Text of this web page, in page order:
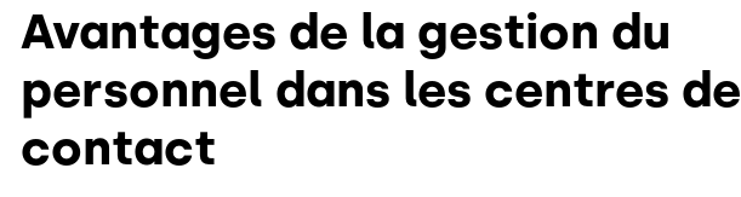
Avantages de la gestion du
personnel dans les centres de
contact